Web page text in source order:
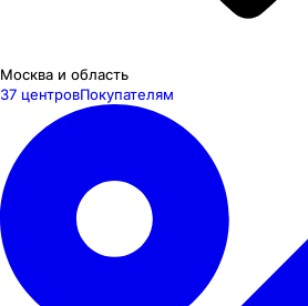
Москва и область
37 центровПокупателям